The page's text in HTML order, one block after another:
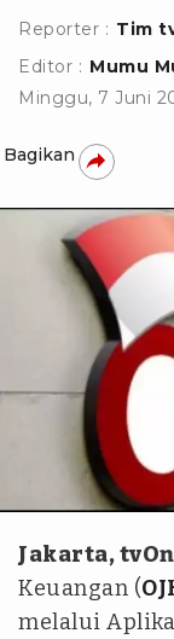
Reporter : Tim
Editor : Mumu
Minggu, 7 Juni
Bagikan
Antara
Jakarta,
Keuangan (
melalui